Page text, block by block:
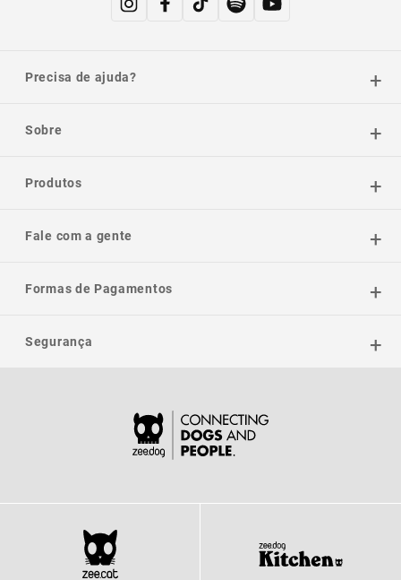
Precisa de ajuda?
Sobre
Produtos
Fale com a gente
Formas de Pagamentos
Segurança